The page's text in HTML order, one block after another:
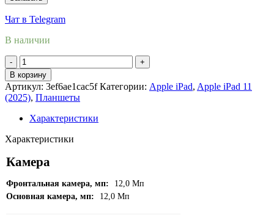
Чат в Telegram
В наличии
Количество
товара
Apple
iPad
11
(2025)
256GB
Wi-
Серебристый
(Silver)
В корзину
Артикул: 3ef6ae1cac5fКатегории: Apple iPad, Apple iPad 11
(2025), Планшеты
Характеристики
Характеристики
Камера
Фронтальная камера, мп:
12,0 Мп
Основная камера, мп:
12,0 Мп